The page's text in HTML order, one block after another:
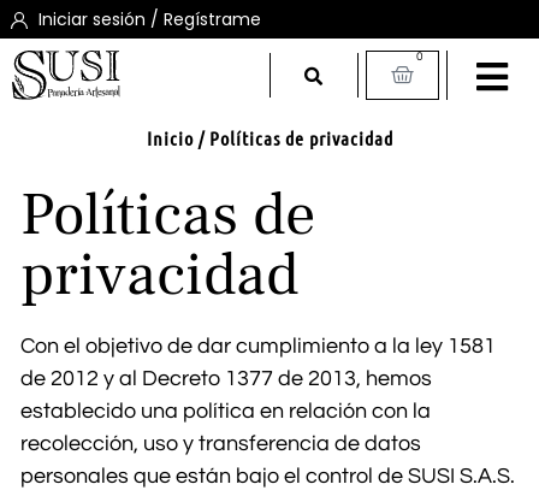
Iniciar sesión / Regístrame
0
Inicio/ Políticas de privacidad
Políticas de
privacidad
Con el objetivo de dar cumplimiento a la ley 1581
de 2012 y al Decreto 1377 de 2013, hemos
establecido una política en relación con la
recolección, uso y transferencia de datos
personales que están bajo el control de SUSI S.A.S.